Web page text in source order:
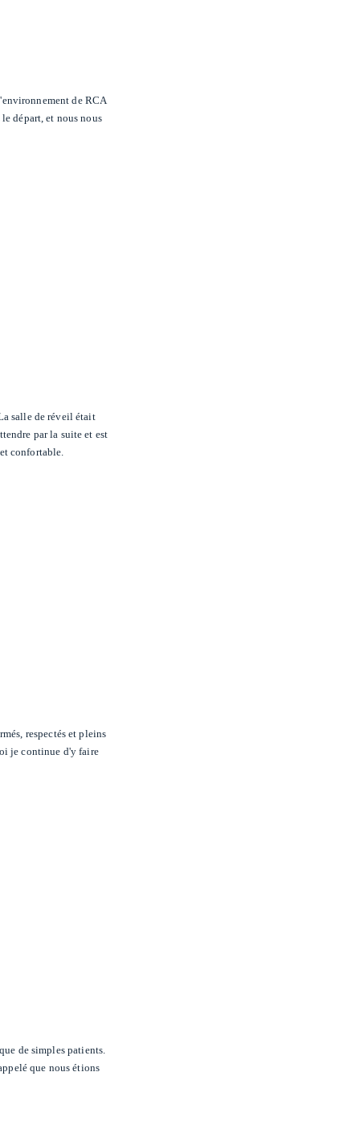
de RCA
départ, et nous nous
salle de réveil était
par la suite et est
confortable.
respectés et pleins
je continue d'y faire
de simples patients.
que nous étions